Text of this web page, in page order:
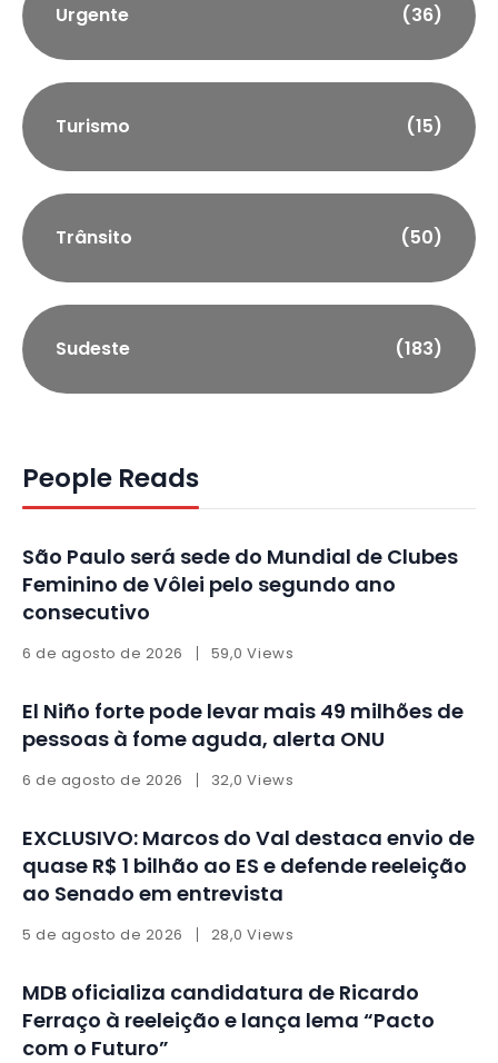
Urgente (36)
Turismo (15)
Trânsito (50)
Sudeste (183)
People Reads
São Paulo será sede do Mundial de Clubes
Feminino de Vôlei pelo segundo ano
consecutivo
6 de agosto de 2026 59,0 Views
El Niño forte pode levar mais 49 milhões de
pessoas à fome aguda, alerta ONU
6 de agosto de 2026 32,0 Views
EXCLUSIVO: Marcos do Val destaca envio de
quase R$ 1 bilhão ao ES e defende reeleição
ao Senado em entrevista
5 de agosto de 2026 28,0 Views
MDB oficializa candidatura de Ricardo
Ferraço à reeleição e lança lema “Pacto
com o Futuro”